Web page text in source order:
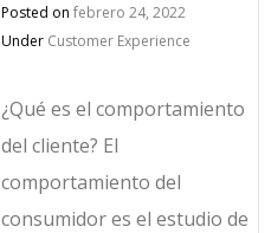
Posted onfebrero 24, 2022
Under Customer Experience
¿Qué es el comportamiento
del cliente? El
comportamiento del
consumidor es el estudio de